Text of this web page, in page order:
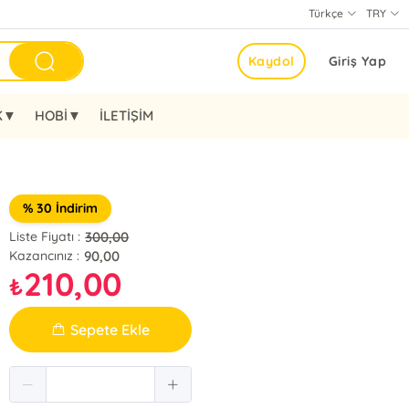
TRY
Türkçe
Giriş Yap
Kaydol
HOBİ▼ İLETİŞİM
% 30 İndirim
Liste Fiyatı : 300,00
Kazancınız : 90,00
₺210,00
Sepete Ekle